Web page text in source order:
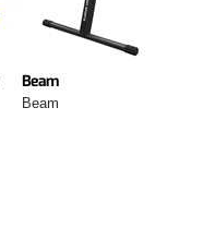
Beam
Beam